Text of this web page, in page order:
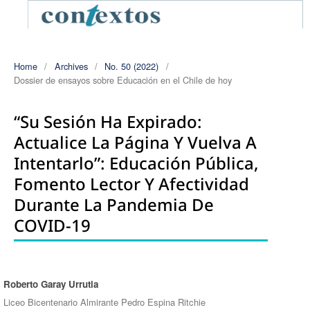
Home / Archives / No. 50 (2022) /
Dossier de ensayos sobre Educación en el Chile de hoy
“Su Sesión Ha Expirado:
Actualice La Página Y Vuelva A
Intentarlo”: Educación Pública,
Fomento Lector Y Afectividad
Durante La Pandemia De
COVID-19
Authors
Roberto Garay Urrutia
Liceo Bicentenario Almirante Pedro Espina Ritchie